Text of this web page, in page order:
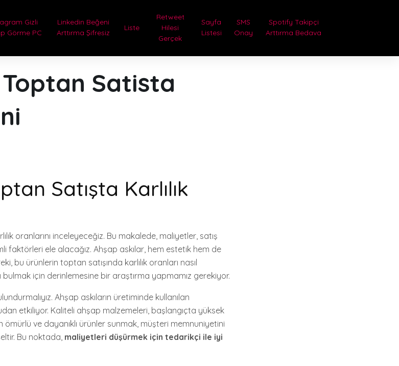
Gizli
Görme PC
Linkedin Beğeni
Arttırma Şifresiz
Liste
Retweet
Hilesi
Gerçek
Sayfa
Listesi
SMS
Onay
Spotify Takipçi
Arttırma Bedava
Satista
Satışta Karlılık
oranlarını inceleyeceğiz. Bu makalede, maliyetler, satış
faktörleri ele alacağız. Ahşap askılar, hem estetik hem de
bu ürünlerin toptan satışında karlılık oranları nasıl
bulmak için derinlemesine bir araştırma yapmamız gerekiyor.
Ahşap askıların üretiminde kullanılan
etkiliyor. Kaliteli ahşap malzemeleri, başlangıçta yüksek
ve dayanıklı ürünler sunmak, müşteri memnuniyetini
Bu noktada, maliyetleri düşürmek için tedarikçi ile iyi